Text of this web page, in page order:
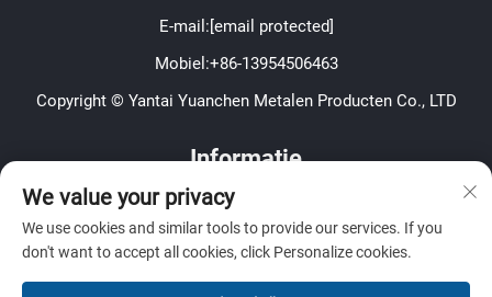
E-mail:[email protected]
Mobiel:+86-13954506463
Copyright © Yantai Yuanchen Metalen Producten Co., LTD
Informatie
Meld je aan om onze wekelijkse nieuwsbrief te ontvangen
We value your privacy
We use cookies and similar tools to provide our services. If you
don't want to accept all cookies, click Personalize cookies.